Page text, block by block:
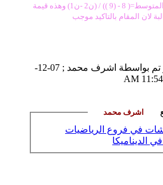
اذن العجلة في المتوسط=( 8 - (9 )) / (ن2 -ن1) وهذه قيمة
لان المقام بالتاكيد موجب
التعديل الأخير تم بواسطة اشرف محمد ; 07-12-
11:54 AM
في فروع الرياضيات
الديناميكا